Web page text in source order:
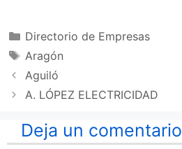
Categorías
Directorio de Empresas
Etiquetas
Aragón
Aguiló
A. LÓPEZ ELECTRICIDAD
Deja un comentario